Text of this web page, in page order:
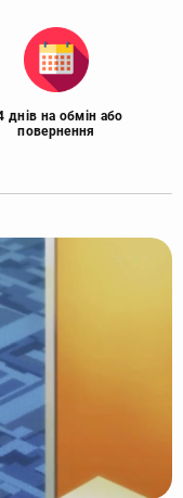
днів на обмін або
повернення